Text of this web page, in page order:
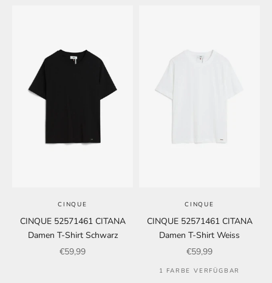
CINQUE
CINQUE 52571461 CITANA
Damen T-Shirt Schwarz
Angebot
€59,99
CINQUE
CINQUE 52571461 CITANA
Damen T-Shirt Weiss
Angebot
€59,99
1 FARBE VERFÜGBAR